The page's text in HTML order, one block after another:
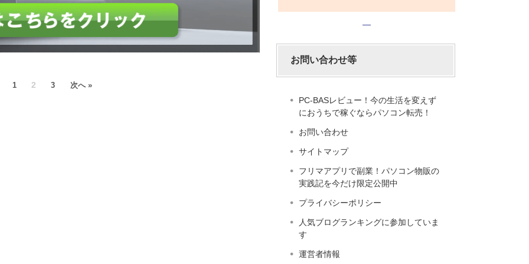
1 2 3 次へ »
お問い合わせ等
PC-BASレビュー！今の生活を変えず
におうちで稼ぐならパソコン転売！
お問い合わせ
サイトマップ
フリマアプリで副業！パソコン物販の
実践記を今だけ限定公開中
プライバシーポリシー
人気ブログランキングに参加していま
す
運営者情報